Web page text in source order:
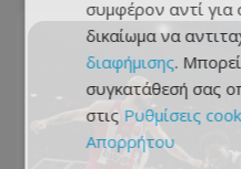
συμφέρον αντί για
δικαίωμα να
διαφήμισης.
συγκατάθεσή σας
στις Ρυθμίσεις
Απορρήτου